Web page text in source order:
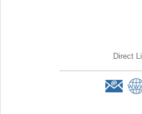
Direct